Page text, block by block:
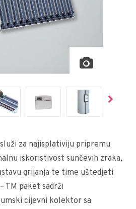
za najisplativiju pripremu
iskoristivost sunčevih zraka,
grijanja te time uštedjeti
TM paket sadrži
cijevni kolektor sa